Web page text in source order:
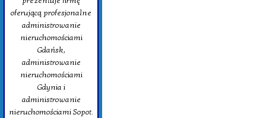
oferującą profesjonalne
administrowanie
nieruchomościami
Gdańsk,
administrowanie
nieruchomościami
Gdynia i
administrowanie
nieruchomościami Sopot.